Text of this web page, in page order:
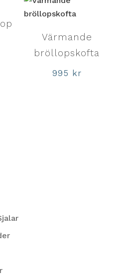
Värmande
bröllopskofta
995 kr